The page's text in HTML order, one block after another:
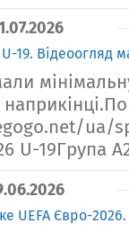
19. Відеоогляд
ua/
U-19Група
UEFA Євро-